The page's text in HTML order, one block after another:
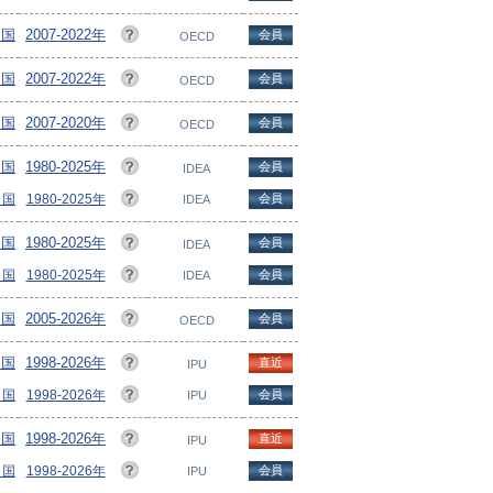
2007-2022年 OECD 会員
2007-2022年 OECD 会員
2007-2020年 OECD 会員
1980-2025年 IDEA 会員
1980-2025年 IDEA 会員
1980-2025年 IDEA 会員
1980-2025年 IDEA 会員
2005-2026年 OECD 会員
1998-2026年 IPU 直近
1998-2026年 IPU 会員
1998-2026年 IPU 直近
1998-2026年 IPU 会員